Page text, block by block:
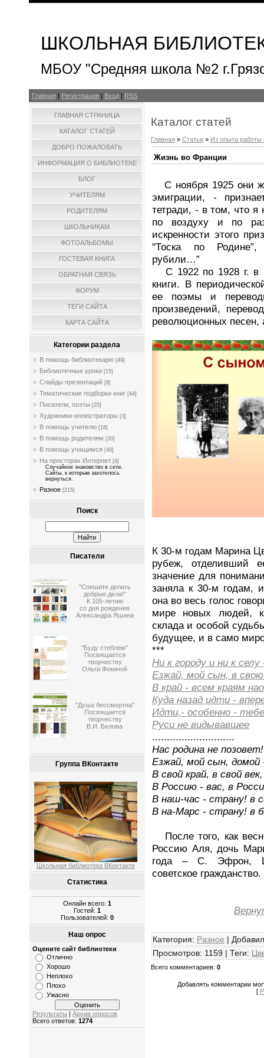
ШКОЛЬНАЯ
МБОУ "Средняя школа №2
Главная Регистрация Вход RSS
ГЛАВНАЯ СТРАНИЦА
КАТАЛОГ СТАТЕЙ
ДОБРО ПОЖАЛОВАТЬ
ИНФОРМАЦИЯ О БИБЛИОТЕКЕ
БЛОГ
УЧИТЕЛЯМ
РОДИТЕЛЯМ
ШКОЛЬНИКАМ
ФОТОАЛЬБОМЫ
ГОСТЕВАЯ КНИГА
ОБРАТНАЯ СВЯЗЬ
ФОРУМ
ТЕГИ САЙТА
КАРТА САЙТА
Категории раздела
В помощь библиотекарю [49]
Библиотечные уроки [15]
Слайды презентаций [8]
Тематические подборки книг [44]
Писатели, поэты [25]
Художники-иллюстраторы [3]
В помощь учителю [18]
В помощь родителям [20]
В помощь учащимся [48]
На просторах Интернет [4]
Случайное знакомство в сети.
Сайты, к которым захотелось
вернуться.
Разное [215]
Поиск
Писатели
"Спешите делать
добрые дела!"
К 105-летию
со дня рождения
Александра Яшина
"Буду стеблем"
Посвящается
творчеству
Ольги Фокиной
"Душа бессмертна"
Посвящается
творчеству
В.И. Белова
Группа ВКонтакте
Школьная библиотека ВКонтакте
Статистика
Онлайн всего: 1
Гостей: 1
Пользователей: 0
Наш опрос
Оцените сайт библиотеки
Отлично
Хорошо
Неплохо
Плохо
Ужасно
Результаты
Архив опросов
Всего ответов: 1274
Каталог статей
Главная » Статьи » Из опыта работы
Жизнь во Франции
С ноября 1925 они
эмиграции, -
тетради, - в том, что я
по воздуху и по
искренности этого
"Тоска по
рубили…”
С 1922 по 1928 г. в
книги. В
ее поэмы и
произведений,
революционных песен,
К 30-м годам Маpина
рубеж, отделивший
значение для
заняла к 30-м годам,
она во весь голос
миpе новых людей,
склада и особой
будущее, и в само
***
Hи к гоpоду и ни к селу
Езжай, мой сын, в
В кpай - всем краям
Куда назад идти -
Идти,- особенно -
Руси не видывавшее
............................
Hас pодина не позовет!
Езжай, мой сын, домой
В свой кpай, в свой
В Россию - вас, в
В наш-час - страну! в
В на-Маpс - страну! в
После того, как
Россию Аля, дочь
года – С. Эфрон,
советское гражданство.
Категория: Разное | Добавил
Просмотров: 1159 | Теги:
Всего комментариев: 0
Добавлять комментарии
[